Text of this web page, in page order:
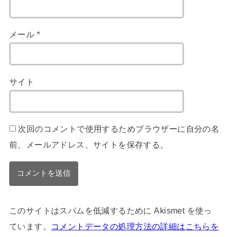
メール *
サイト
次回のコメントで使用するためブラウザーに自分の名
前、メールアドレス、サイトを保存する。
このサイトはスパムを低減するために Akismet を使っ
ています。
コメントデータの処理方法の詳細はこちらを